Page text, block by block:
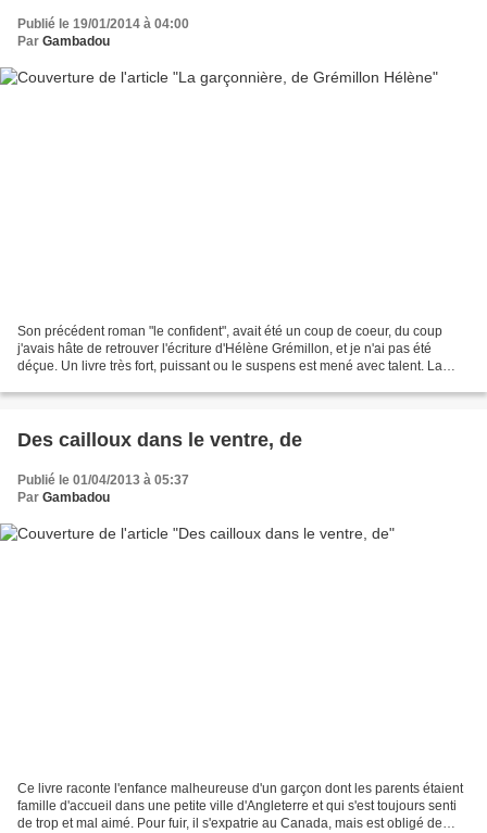
Publié le 19/01/2014 à 04:00
Par Gambadou
Son précédent roman "le confident", avait été un coup de coeur, du coup
j'avais hâte de retrouver l'écriture d'Hélène Grémillon, et je n'ai pas été
déçue. Un livre très fort, puissant ou le suspens est mené avec talent. La
Des cailloux dans le ventre, de
Publié le 01/04/2013 à 05:37
Par Gambadou
Ce livre raconte l'enfance malheureuse d'un garçon dont les parents étaient
famille d'accueil dans une petite ville d'Angleterre et qui s'est toujours senti
de trop et mal aimé. Pour fuir, il s'expatrie au Canada, mais est obligé de